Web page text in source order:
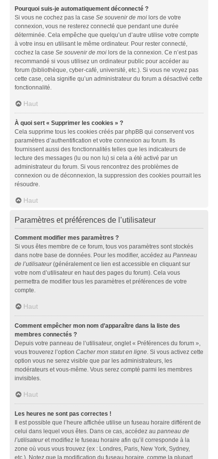
Pourquoi suis-je automatiquement déconnecté ?
Si vous ne cochez pas la case Se souvenir de moi lors de votre
connexion, vous ne resterez connecté que pendant une durée
déterminée. Cela empêche que quelqu’un d’autre utilise votre compte
à votre insu en utilisant le même ordinateur. Pour rester connecté,
cochez la case Se souvenir de moi lors de la connexion. Ce n’est pas
recommandé si vous utilisez un ordinateur public pour accéder au
forum (bibliothèque, cyber-café, université, etc.). Si vous ne voyez pas
cette case, cela signifie qu’un administrateur du forum a désactivé cette
fonctionnalité.
Haut
À quoi sert « Supprimer les cookies » ?
Cela supprime tous les cookies créés par phpBB qui conservent vos
paramètres d’authentification et votre connexion au forum. Ils
fournissent aussi des fonctionnalités telles que les indicateurs de
lecture des messages (lu ou non lu) si cela a été activé par un
administrateur du forum. Si vous rencontrez des problèmes de
connexion ou de déconnexion, la suppression des cookies pourrait les
résoudre.
Haut
Paramètres et préférences de l’utilisateur
Comment modifier mes paramètres ?
Si vous êtes membre de ce forum, tous vos paramètres sont stockés
dans notre base de données. Pour les modifier, accédez au Panneau
de l’utilisateur(généralement ce lien est accessible en cliquant sur
votre nom d’utilisateur en haut des pages du forum). Cela vous
permettra de modifier tous les paramètres et préférences de votre
compte.
Haut
Comment empêcher mon nom d’apparaître dans la liste des
membres connectés ?
Depuis votre panneau de l’utilisateur, onglet « Préférences du forum »,
vous trouverez l’option Cacher mon statut en ligne. Si vous activez cette
option vous ne serez visible que par les administrateurs, les
modérateurs et vous-même. Vous serez compté parmi les membres
invisibles.
Haut
Les heures ne sont pas correctes !
Il est possible que l’heure affichée utilise un fuseau horaire différent de
celui dans lequel vous êtes. Dans ce cas, accédez au panneau de
l’utilisateuret modifiez le fuseau horaire afin qu’il corresponde à la
zone où vous vous trouvez (ex : Londres, Paris, New York, Sydney,
etc.). Notez que la modification du fuseau horaire, comme la plupart